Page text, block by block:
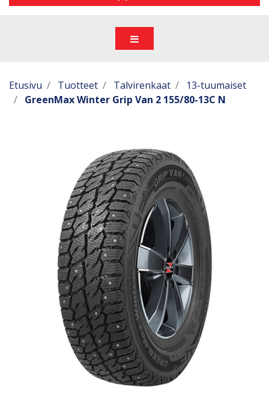
Etusivu Tuotteet Talvirenkaat
13-tuumaiset
GreenMax Winter Grip Van 2 155/80-13C N